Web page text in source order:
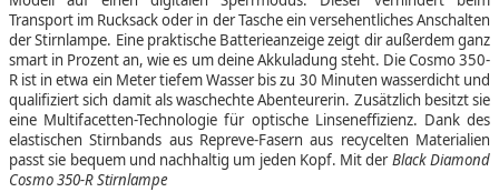
Transport im Rucksack oder in der Tasche ein versehentliches Anschalten
der Stirnlampe. Eine praktische Batterieanzeige zeigt dir außerdem ganz
smart in Prozent an, wie es um deine Akkuladung steht. Die Cosmo 350-
R ist in etwa ein Meter tiefem Wasser bis zu 30 Minuten wasserdicht und
qualifiziert sich damit als waschechte Abenteurerin. Zusätzlich besitzt sie
eine Multifacetten-Technologie für optische Linseneffizienz. Dank des
elastischen Stirnbands aus Repreve-Fasern aus recycelten Materialien
passt sie bequem und nachhaltig um jeden Kopf. Mit derBlack Diamond
Cosmo 350-R Stirnlampe